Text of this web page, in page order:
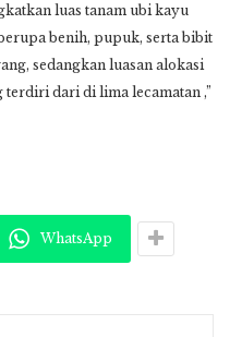
luas tanam ubi kayu
benih, pupuk, serta bibit
sedangkan luasan alokasi
terdiri dari di lima lecamatan ,”
WhatsApp